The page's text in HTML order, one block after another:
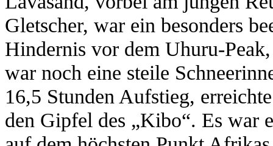
Gletscher, war ein besonders
Hindernis vor dem Uhuru-
war noch eine steile
16,5 Stunden Aufstieg,
den Gipfel des „Kibo“. Es war